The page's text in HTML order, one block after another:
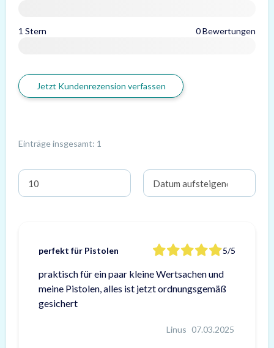
1 Stern 0 Bewertungen
Jetzt Kundenrezension verfassen
Einträge insgesamt: 1
perfekt für Pistolen 5/5
praktisch für ein paar kleine Wertsachen und
meine Pistolen, alles ist jetzt ordnungsgemäß
gesichert
Linus 07.03.2025